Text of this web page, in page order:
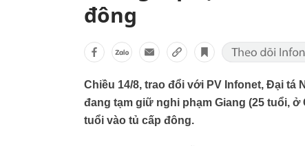
đông
Chiều 14/8, trao đổi với PV Infonet, Đại tá
đang tạm giữ nghi phạm Giang (25 tuổi,
tuổi vào tủ cấp đông.